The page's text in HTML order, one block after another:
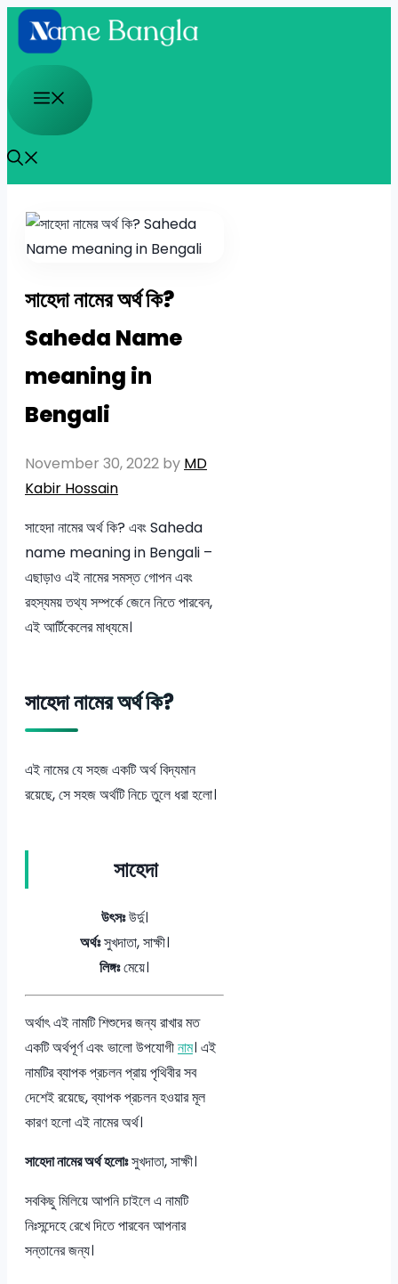
Skip
to
content
Menu
সাহেদা নামের অর্থ কি?
Saheda Name
meaning in
Bengali
November 30, 2022 by MD
Kabir Hossain
সাহেদা নামের অর্থ কি? এবং Saheda
name meaning in Bengali –
এছাড়াও এই নামের সমস্ত গোপন এবং
রহস্যময় তথ্য সম্পর্কে জেনে নিতে পারবেন,
এই আর্টিকেলের মাধ্যমে।
সাহেদা নামের অর্থ কি?
এই নামের যে সহজ একটি অর্থ বিদ্যমান
রয়েছে, সে সহজ অর্থটি নিচে তুলে ধরা হলো।
সাহেদা
উৎসঃউর্দু।
অর্থঃসুখদাতা, সাক্ষী।
লিঙ্গঃমেয়ে।
অর্থাৎ এই নামটি শিশুদের জন্য রাখার মত
একটি অর্থপূর্ণ এবং ভালো উপযোগীনাম। এই
নামটির ব্যাপক প্রচলন প্রায় পৃথিবীর সব
দেশেই রয়েছে, ব্যাপক প্রচলন হওয়ার মূল
কারণ হলো এই নামের অর্থ।
সাহেদা নামের অর্থ হলোঃসুখদাতা, সাক্ষী।
সবকিছু মিলিয়ে আপনি চাইলে এ নামটি
নিঃসন্দেহে রেখে দিতে পারবেন আপনার
সন্তানের জন্য।